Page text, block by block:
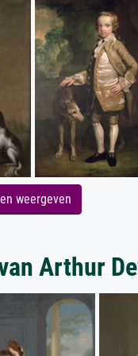
weergeven
Arthur